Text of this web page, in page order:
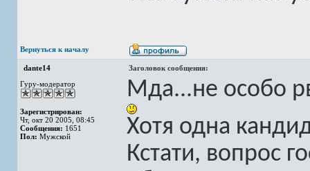
Вернуться к началу
dante14
Заголовок сообщения:
Гуру-модератор
Зарегистрирован:
Чт, окт 20 2005, 08:45
Сообщения: 1651
Пол: Мужской
Мда...не особо
Хотя одна
Кстати, вопрос